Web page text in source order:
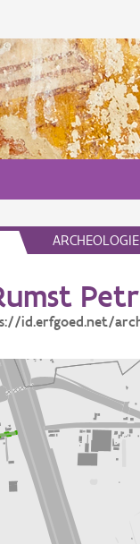
id.erfgoed.net/